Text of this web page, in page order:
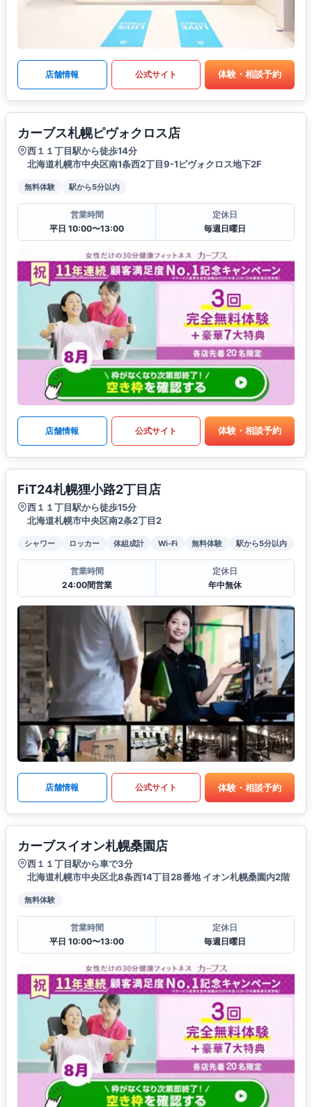
店舗情報 公式サイト 体験・相談予約
カーブス札幌ピヴォクロス店
西１１丁目駅から徒歩14分
北海道札幌市中央区南1条西2丁目9-1ピヴォクロス地下2F
無料体験 駅から5分以内
営業時間
平日 10:00〜13:00
定休日
毎週日曜日
店舗情報 公式サイト 体験・相談予約
FiT24札幌狸小路2丁目店
西１１丁目駅から徒歩15分
北海道札幌市中央区南2条2丁目2
シャワー ロッカー 体組成計 Wi-Fi 無料体験 駅から5分以内
営業時間
24:00間営業
定休日
年中無休
店舗情報 公式サイト 体験・相談予約
カーブスイオン札幌桑園店
西１１丁目駅から車で3分
北海道札幌市中央区北8条西14丁目28番地 イオン札幌桑園内2階
無料体験
営業時間
平日 10:00〜13:00
定休日
毎週日曜日